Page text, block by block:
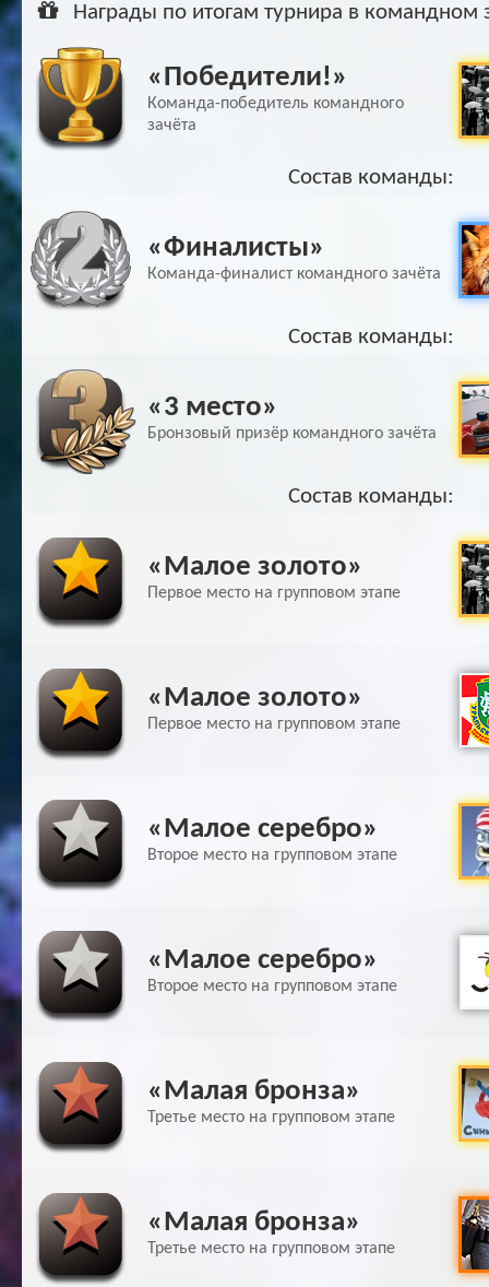
Награды по итогам турнира в командном
«Победители!»
Команда-победитель командного
зачёта
Состав команды:
«Финалисты»
Команда-финалист командного зачёта
Состав команды:
«3 место»
Бронзовый призёр командного зачёта
Состав команды:
«Малое золото»
Первое место на групповом этапе
«Малое золото»
Первое место на групповом этапе
«Малое серебро»
Второе место на групповом этапе
«Малое серебро»
Второе место на групповом этапе
«Малая бронза»
Третье место на групповом этапе
«Малая бронза»
Третье место на групповом этапе